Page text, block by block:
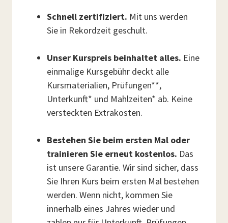
Schnell zertifiziert. Mit uns werden
Sie in Rekordzeit geschult.
Unser Kurspreis beinhaltet alles. Eine
einmalige Kursgebühr deckt alle
Kursmaterialien, Prüfungen**,
Unterkunft* und Mahlzeiten* ab. Keine
versteckten Extrakosten.
Bestehen Sie beim ersten Mal oder
trainieren Sie erneut kostenlos. Das
ist unsere Garantie. Wir sind sicher, dass
Sie Ihren Kurs beim ersten Mal bestehen
werden. Wenn nicht, kommen Sie
innerhalb eines Jahres wieder und